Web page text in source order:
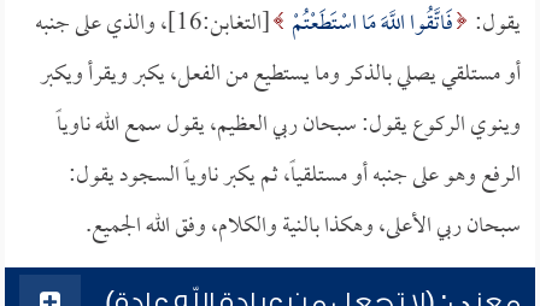
يقول: فَاتَّقُوا اللَّهَ مَا اسْتَطَعْتُمْ
[التغابن:16]، والذي على جنبه
أو مستلقي يصلي بالذكر وما يستطيع من الفعل، يكبر ويقرأ ويكبر
وينوي الركوع يقول: سبحان ربي العظيم، يقول سمع الله ناوياً
الرفع وهو على جنبه أو مستلقياً، ثم يكبر ناوياً السجود يقول:
سبحان ربي الأعلى، وهكذا بالنية والكلام، وفق الله الجميع.